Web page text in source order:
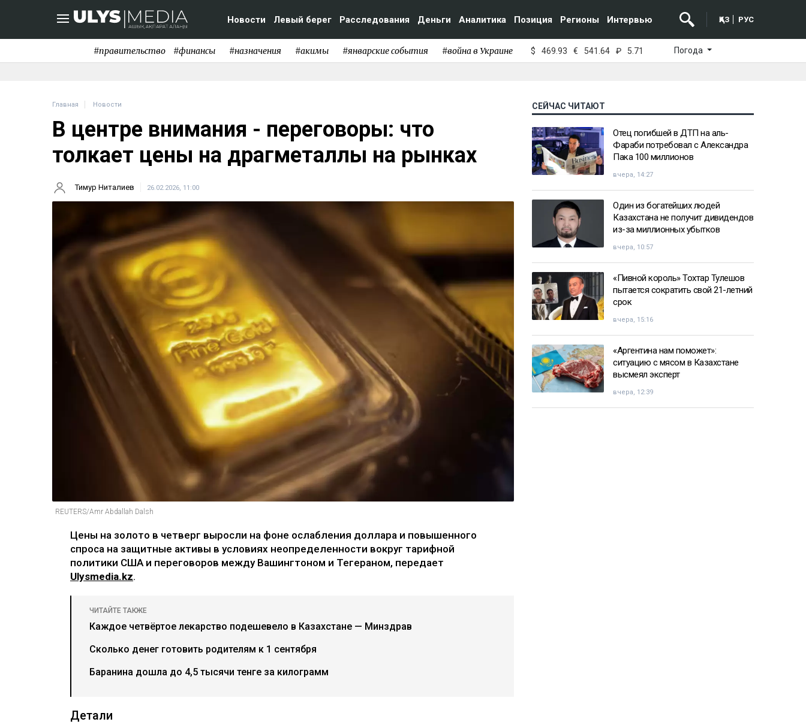
Новости Левый берег Расследования Деньги Аналитика Позиция Регионы Интервью ҚАЗ РУС
#правительство #финансы #назначения #акимы #январские события #война в Украине $ 469.93 € 541.64 ₽ 5.71 Погода
Главная Новости
В центре внимания - переговоры: что
толкает цены на драгметаллы на рынках
Тимур Ниталиев 26.02.2026, 11:00
REUTERS/Amr Abdallah Dalsh
Цены на золото в четверг выросли на фоне ослабления доллара и повышенного
спроса на защитные активы в условиях неопределенности вокруг тарифной
политики США и переговоров между Вашингтоном и Тегераном, передает
Ulysmedia.kz.
ЧИТАЙТЕ ТАКЖЕ
Каждое четвёртое лекарство подешевело в Казахстане — Минздрав
Сколько денег готовить родителям к 1 сентября
Баранина дошла до 4,5 тысячи тенге за килограмм
Детали
СЕЙЧАС ЧИТАЮТ
Отец погибшей в ДТП на аль-
Фараби потребовал с Александра
Пака 100 миллионов
вчера, 14:27
Один из богатейших людей
Казахстана не получит дивидендов
из-за миллионных убытков
вчера, 10:57
«Пивной король» Тохтар Тулешов
пытается сократить свой 21-летний
срок
вчера, 15:16
«Аргентина нам поможет»:
ситуацию с мясом в Казахстане
высмеял эксперт
вчера, 12:39